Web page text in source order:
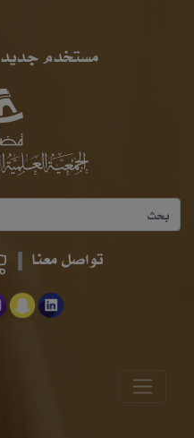
مستخدم جديد
تواصل معنا